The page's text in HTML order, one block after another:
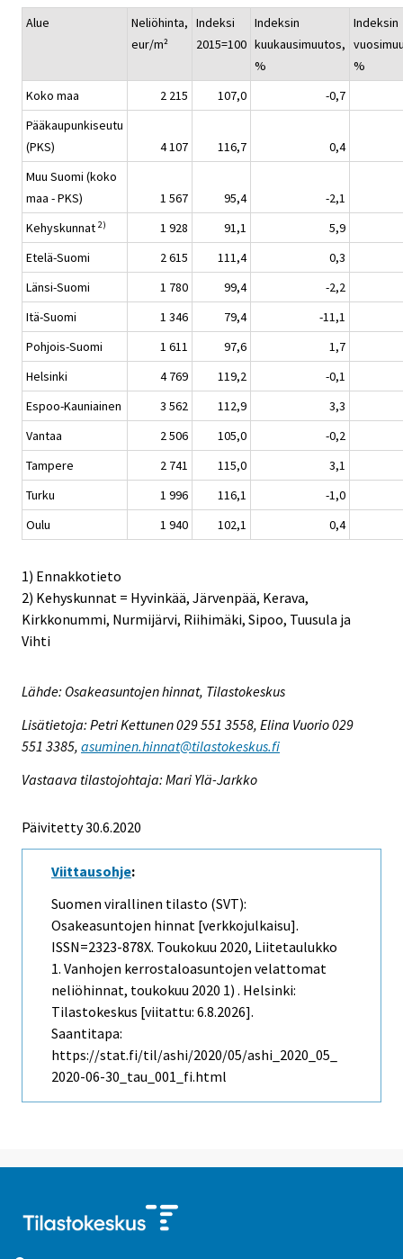
Alue
Neliöhinta,
eur/m²
Indeksi
2015=100
Indeksin
kuukausimuutos,
%
Indeksin
%
Koko maa
2 215 107,0
-0,7
Pääkaupunkiseutu
(PKS)
4 107 116,7
0,4
Muu Suomi (koko
maa - PKS)
1 567 95,4
-2,1
Kehyskunnat 2) 1 928 91,1
5,9
Etelä-Suomi
2 615 111,4
0,3
Länsi-Suomi
1 780 99,4
-2,2
Itä-Suomi
1 346 79,4
-11,1
Pohjois-Suomi
1 611 97,6
1,7
Helsinki
4 769 119,2
-0,1
Espoo-Kauniainen
3 562 112,9
3,3
Vantaa
2 506 105,0
-0,2
Tampere
2 741 115,0
3,1
Turku
1 996 116,1
-1,0
Oulu
1 940 102,1 0,4
1) Ennakkotieto
2) Kehyskunnat = Hyvinkää, Järvenpää, Kerava,
Kirkkonummi, Nurmijärvi, Riihimäki, Sipoo, Tuusula ja
Vihti
Lähde: Osakeasuntojen hinnat, Tilastokeskus
Lisätietoja: Petri Kettunen 029 551 3558, Elina Vuorio 029
551 3385, asuminen.hinnat@tilastokeskus.fi
Vastaava tilastojohtaja: Mari Ylä-Jarkko
Päivitetty 30.6.2020
Viittausohje:
Suomen virallinen tilasto (SVT):
Osakeasuntojen hinnat [verkkojulkaisu].
ISSN=2323-878X. Toukokuu 2020, Liitetaulukko
1. Vanhojen kerrostaloasuntojen velattomat
neliöhinnat, toukokuu 2020 1) . Helsinki:
Tilastokeskus [viitattu: 6.8.2026].
Saantitapa:
https://stat.fi/til/ashi/2020/05/ashi_2020_05_
2020-06-30_tau_001_fi.html